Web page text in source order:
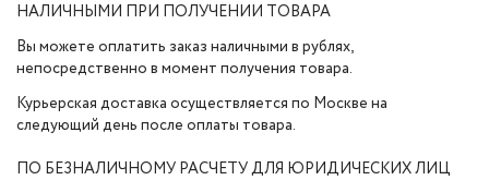
НАЛИЧНЫМИ ПРИ ПОЛУЧЕНИИ ТОВАРА
Вы можете оплатить заказ наличными в рублях,
непосредственно в момент получения товара.
Курьерская доставка осуществляется по Москве на
следующий день после оплаты товара.
ПО БЕЗНАЛИЧНОМУ РАСЧЕТУ ДЛЯ ЮРИДИЧЕСКИХ ЛИЦ